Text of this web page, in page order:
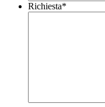
Richiesta*